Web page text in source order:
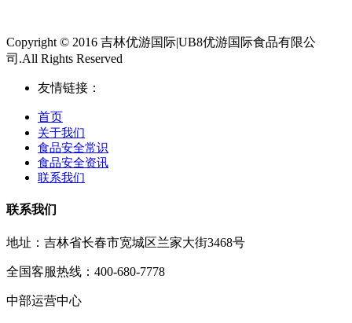
Copyright © 2016 吉林优游国际|UB8优游国际食品有限公
司.All Rights Reserved
友情链接：
首页
关于我们
食品安全常识
食品安全资讯
联系我们
联系我们
地址：吉林省长春市宽城区兰家大街3468号
全国客服热线：400-680-7778
中部运营中心